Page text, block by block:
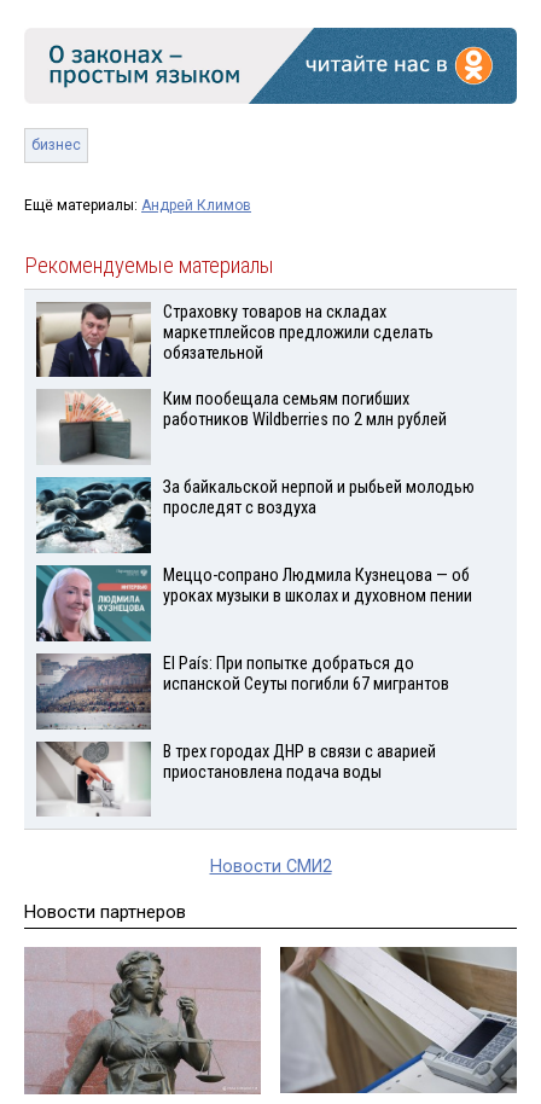
бизнес
Ещё материалы: Андрей Климов
Рекомендуемые материалы
Страховку товаров на складах
маркетплейсов предложили сделать
обязательной
Ким пообещала семьям погибших
работников Wildberries по 2 млн рублей
За байкальской нерпой и рыбьей молодью
проследят с воздуха
Меццо-сопрано Людмила Кузнецова — об
уроках музыки в школах и духовном пении
El País: При попытке добраться до
испанской Сеуты погибли 67 мигрантов
В трех городах ДНР в связи с аварией
приостановлена подача воды
Новости СМИ2
Новости партнеров